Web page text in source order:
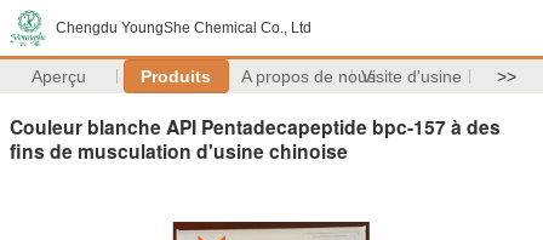
Chengdu YoungShe Chemical Co., Ltd
Aperçu Produits A propos de nousVisite d'usine >>
Couleur blanche API Pentadecapeptide bpc-157 à des
fins de musculation d'usine chinoise